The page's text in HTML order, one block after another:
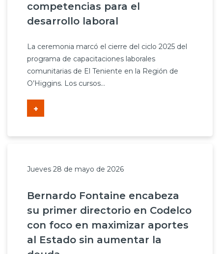
competencias para el
desarrollo laboral
La ceremonia marcó el cierre del ciclo 2025 del
programa de capacitaciones laborales
comunitarias de El Teniente en la Región de
O’Higgins. Los cursos...
+
Jueves 28 de mayo de 2026
Bernardo Fontaine encabeza
su primer directorio en Codelco
con foco en maximizar aportes
al Estado sin aumentar la